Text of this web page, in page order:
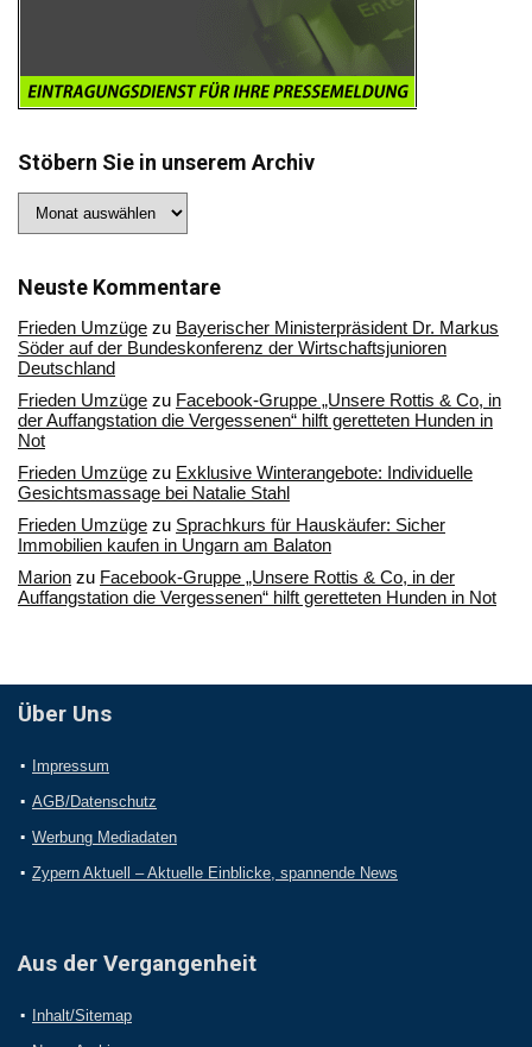
Stöbern Sie in unserem Archiv
Sie
Archiv
Neuste Kommentare
Frieden Umzüge zu Bayerischer Ministerpräsident Dr. Markus
Söder auf der Bundeskonferenz der Wirtschaftsjunioren
Deutschland
Frieden Umzüge zu Facebook-Gruppe „Unsere Rottis & Co, in
der Auffangstation die Vergessenen“ hilft geretteten Hunden in
Not
Frieden Umzüge zu Exklusive Winterangebote: Individuelle
Gesichtsmassage bei Natalie Stahl
Frieden Umzüge zu Sprachkurs für Hauskäufer: Sicher
Immobilien kaufen in Ungarn am Balaton
Marion zu Facebook-Gruppe „Unsere Rottis & Co, in der
Auffangstation die Vergessenen“ hilft geretteten Hunden in Not
Über Uns
Impressum
AGB/Datenschutz
Werbung Mediadaten
Zypern Aktuell – Aktuelle Einblicke, spannende News
Aus der Vergangenheit
Inhalt/Sitemap